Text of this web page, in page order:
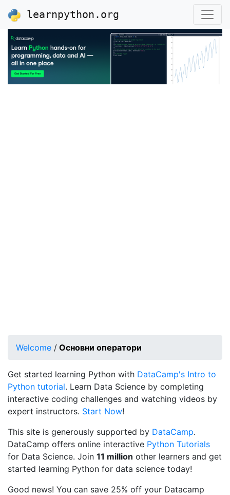
learnpython.org
Welcome / Основни оператори
Get started learning Python with DataCamp's Intro to
Python tutorial. Learn Data Science by completing
interactive coding challenges and watching videos by
expert instructors. Start Now!
This site is generously supported by DataCamp.
DataCamp offers online interactive Python Tutorials
for Data Science. Join 11 million other learners and get
started learning Python for data science today!
Good news! You can save 25% off your Datacamp